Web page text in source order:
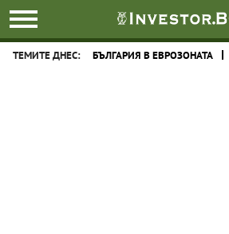
ТЕМИТЕ ДНЕС: БЪЛГАРИЯ В ЕВРОЗОНАТА